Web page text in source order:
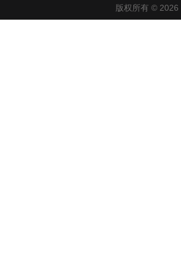
版权所有 ©